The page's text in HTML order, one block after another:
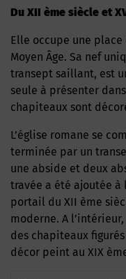
Du XII ème siècle et
Elle occupe une place centrale dans le bourg fortifié au
Moyen Âge. Sa nef
transept saillant, est
seule à présenter
chapiteaux sont
L’église romane se composait d’une nef à trois travées
terminée par un
une abside et deux
travée a été ajoutée à
portail du XII ème
moderne. A
des chapiteaux
décor peint au XIX